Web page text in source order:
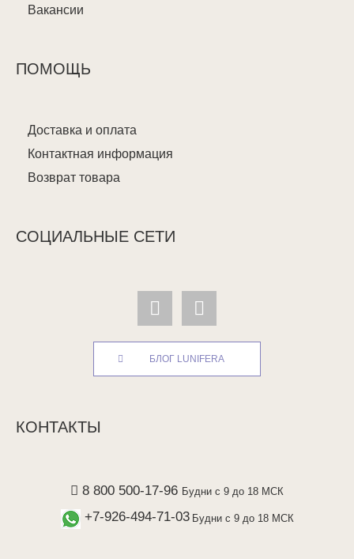
Вакансии
ПОМОЩЬ
Доставка и оплата
Контактная информация
Возврат товара
СОЦИАЛЬНЫЕ СЕТИ
БЛОГ LUNIFERA
КОНТАКТЫ
8 800 500-17-96 Будни с 9 до 18 МСК
+7-926-494-71-03 Будни с 9 до 18 МСК